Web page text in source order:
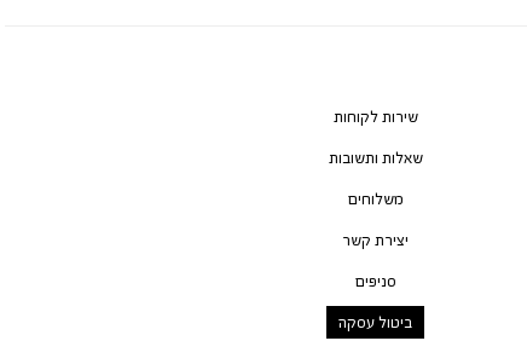
שירות לקוחות
שאלות ותשובות
משלוחים
יצירת קשר
סניפים
ביטול עסקה